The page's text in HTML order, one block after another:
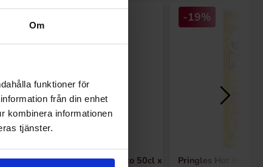
Om
funktioner för
från din enhet
kombinera informationen
tjänster.
Energy Juice Mango Loco 50cl x
-19%
Pringles Hot Honey